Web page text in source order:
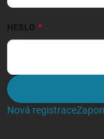
HESLO
Nová registrace